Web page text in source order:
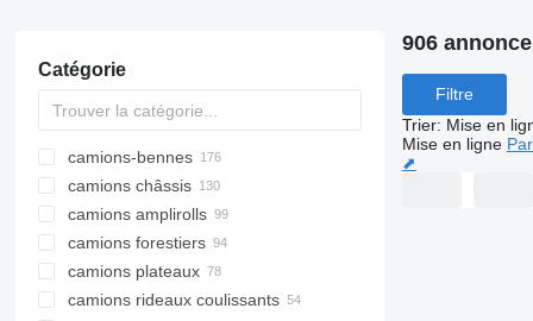
Catégorie
camions-bennes
camions châssis
camions amplirolls
camions forestiers
camions plateaux
camions rideaux coulissants
906
Filtre
Trier: Mise en
Mise en ligne
⬈